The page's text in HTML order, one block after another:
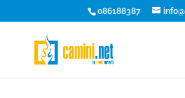
086188387